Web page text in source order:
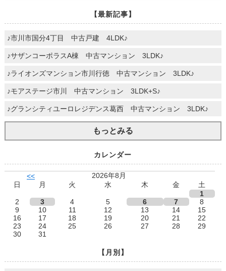
【最新記事】
♪市川市国分4丁目 中古戸建 4LDK♪
♪サザンコーポラスA棟 中古マンション 3LDK♪
♪ライオンズマンション市川行徳 中古マンション 3LDK♪
♪モアステージ市川 中古マンション 3LDK+S♪
♪グランシティユーロレジデンス葛西 中古マンション 3LDK♪
もっとみる
カレンダー
<<
2026年8月
日
月 火 水 木 金
土
1
2
3 4 5 6 7
8
9
10 11 12 13 14
15
16
17 18 19 20 21
22
23
24 25 26 27 28
29
30
31
【月別】